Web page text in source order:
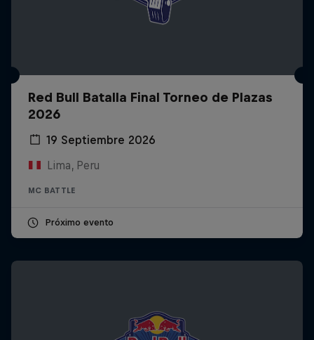
Red Bull Batalla Final Torneo de Plazas
2026
19 Septiembre 2026
Lima, Peru
MC BATTLE
Próximo evento